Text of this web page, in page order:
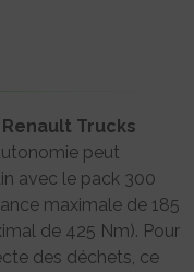
Renault Trucks
peut
avec le pack 300
maximale de 185
de 425 Nm). Pour
des déchets, ce